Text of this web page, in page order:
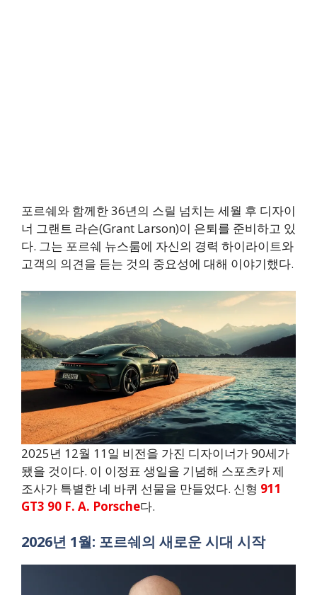
포르쉐와 함께한 36년의 스릴 넘치는 세월 후 디자이
너 그랜트 라슨(Grant Larson)이 은퇴를 준비하고 있
다. 그는 포르쉐 뉴스룸에 자신의 경력 하이라이트와
고객의 의견을 듣는 것의 중요성에 대해 이야기했다.
2025년 12월 11일 비전을 가진 디자이너가 90세가
됐을 것이다. 이 이정표 생일을 기념해 스포츠카 제
조사가 특별한 네 바퀴 선물을 만들었다. 신형 911
GT3 90 F. A. Porsche다.
2026년 1월: 포르쉐의 새로운 시대 시작